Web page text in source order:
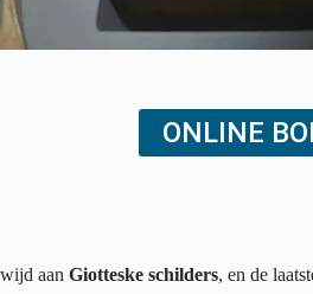
ONLINE
aan Giotteske schilders, en de